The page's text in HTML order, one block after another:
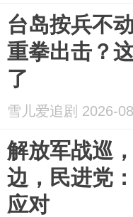
台岛按兵不
重拳出击？
了
雪儿爱追剧 2026-
解放军战巡
边，民进党
应对